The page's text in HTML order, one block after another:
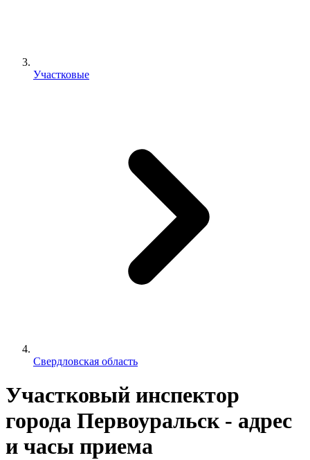
Участковые
Свердловская область
Участковый инспектор
города Первоуральск - адрес
и часы приема